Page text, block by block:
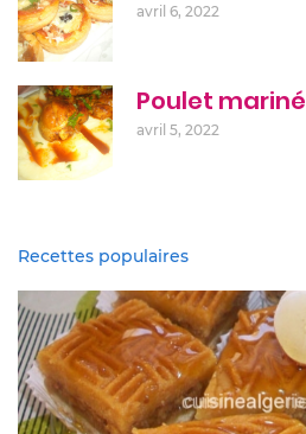
avril 6, 2022
Poulet mariné
avril 5, 2022
Recettes populaires